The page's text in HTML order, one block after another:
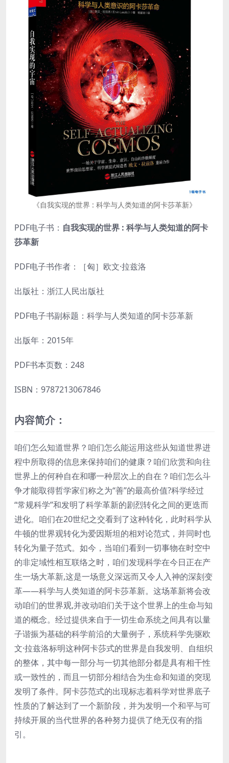
《自我实现的世界 : 科学与人类知道的阿卡莎革新》
PDF电子书： 自我实现的世界 : 科学与人类知道的阿卡
莎革新
PDF电子书作者：［匈］欧文·拉兹洛
出版社：浙江人民出版社
PDF电子书副标题：科学与人类知道的阿卡莎革新
出版年：2015年
PDF书本页数：248
ISBN：9787213067846
内容简介：
咱们怎么知道世界？咱们怎么能运用这些从知道世界进
程中所取得的信息来保持咱们的健康？咱们欣赏和向往
世界上的何种自在和哪一种层次上的自在？咱们怎么斗
争才能取得哲学家们称之为“善”的最高价值?科学经过
“常规科学”和发明了科学革新的剧烈转化之间的更迭而
进化。咱们在20世纪之交看到了这种转化，此时科学从
牛顿的世界观转化为爱因斯坦的相对论范式，并同时也
转化为量子范式。如今，当咱们看到一切事物在时空中
的非定域性相互联络之时，咱们发现科学在今日正在产
生一场大革新,这是一场意义深远而又令人入神的深刻变
革——科学与人类知道的阿卡莎革新。这场革新将会改
动咱们的世界观,并改动咱们关于这个世界上的生命与知
道的概念。经过提供来自于一切生命系统之间具有以量
子谐振为基础的科学前沿的大量例子，系统科学先驱欧
文·拉兹洛标明这种阿卡莎式的世界是自我发明、自组织
的整体，其中每一部分与一切其他部分都是具有相干性
或一致性的，而且一切部分相结合为生命和知道的突现
发明了条件。阿卡莎范式的出现标志着科学对世界底子
性质的了解达到了一个新阶段，并为发明一个和平与可
持续开展的当代世界的各种努力提供了绝无仅有的指
引。